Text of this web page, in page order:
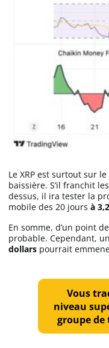
Le XRP est surtout sur
baissière. S’il franchit
dessus, il ira tester la
mobile des 20 jours à
En somme, d’un point
probable. Cependant,
dollars pourrait
Vous
niveau
groupe de